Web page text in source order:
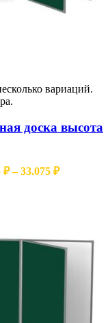
вариаций.
доска высота
– 33.075 ₽